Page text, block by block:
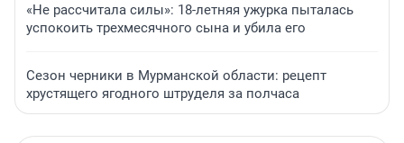
«Не рассчитала силы»: 18-летняя ужурка пыталась
успокоить трехмесячного сына и убила его
Сезон черники в Мурманской области: рецепт
хрустящего ягодного штруделя за полчаса